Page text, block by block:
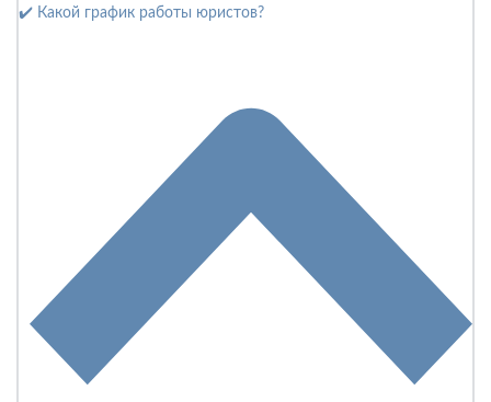
✔️ Какой график работы юристов?